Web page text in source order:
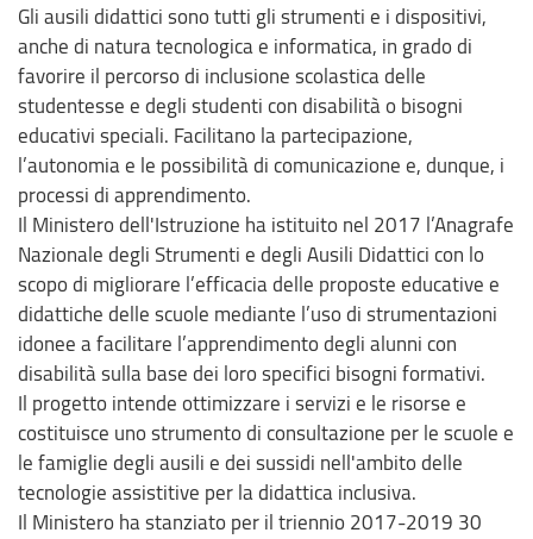
Gli ausili didattici sono tutti gli strumenti e i dispositivi,
anche di natura tecnologica e informatica, in grado di
favorire il percorso di inclusione scolastica delle
studentesse e degli studenti con disabilità o bisogni
educativi speciali. Facilitano la partecipazione,
l’autonomia e le possibilità di comunicazione e, dunque, i
processi di apprendimento.
Il Ministero dell'Istruzione ha istituito nel 2017 l’Anagrafe
Nazionale degli Strumenti e degli Ausili Didattici con lo
scopo di migliorare l’efficacia delle proposte educative e
didattiche delle scuole mediante l’uso di strumentazioni
idonee a facilitare l’apprendimento degli alunni con
disabilità sulla base dei loro specifici bisogni formativi.
Il progetto intende ottimizzare i servizi e le risorse e
costituisce uno strumento di consultazione per le scuole e
le famiglie degli ausili e dei sussidi nell'ambito delle
tecnologie assistitive per la didattica inclusiva.
Il Ministero ha stanziato per il triennio 2017-2019 30